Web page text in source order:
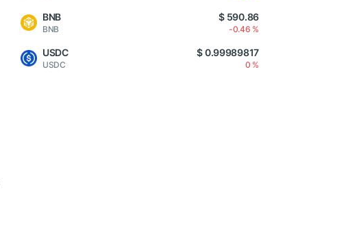
BNB
BNB
$ 590.86
-0.46 %
USDC
USDC
$ 0.99989817
0 %